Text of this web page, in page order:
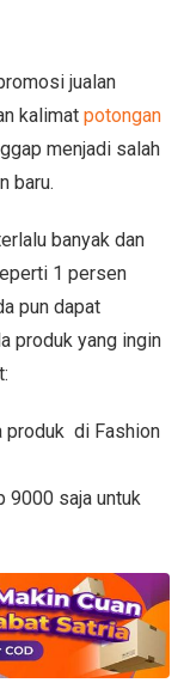
jualan
kalimat potongan
menjadi salah
baru.
banyak dan
1 persen
pun dapat
produk yang ingin
produk di Fashion
9000 saja untuk